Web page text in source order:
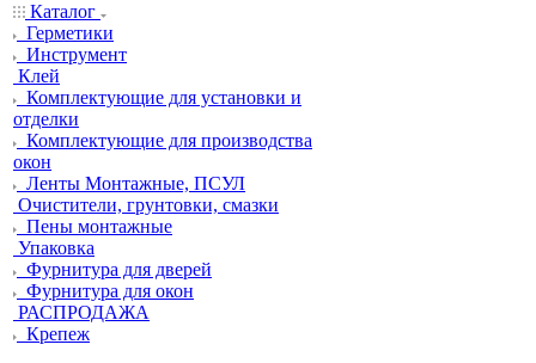
Каталог
Герметики
Инструмент
Клей
Комплектующие для установки и
отделки
Комплектующие для производства
окон
Ленты Монтажные, ПСУЛ
Очистители, грунтовки, смазки
Пены монтажные
Упаковка
Фурнитура для дверей
Фурнитура для окон
РАСПРОДАЖА
Крепеж